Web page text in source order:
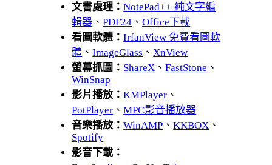
文書處理：NotePad++ 純文字編
輯器 、PDF24 、Office下載
看圖軟體：IrfanView 免費看圖軟
體 、ImageGlass 、 XnView
螢幕抓圖： ShareX 、FastStone 、
WinSnap
影片播放：KMPlayer 、
PotPlayer 、MPC影音播放器
音樂播放：WinAMP 、KKBOX 、
Spotify
影音下載：